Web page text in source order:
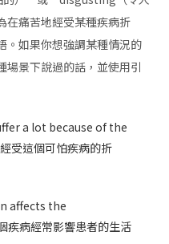
痛苦地經受某種疾病折
。如果你想強調某種情況的
場景下說過的話，並使用引
a lot because of the
受這個可怕疾病的折
affects the
病經常影響患者的生活